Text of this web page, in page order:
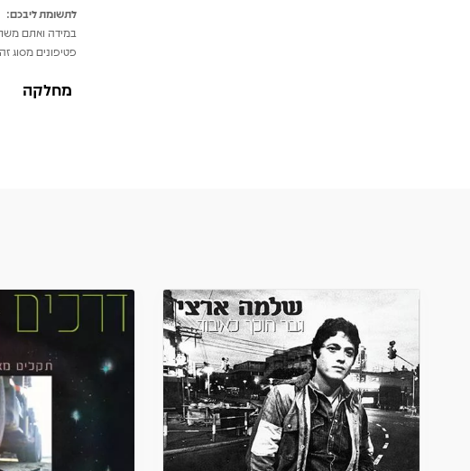
לתשומת ליבכם:
במידה ואתם
פטיפונים מסוג
מחלקה